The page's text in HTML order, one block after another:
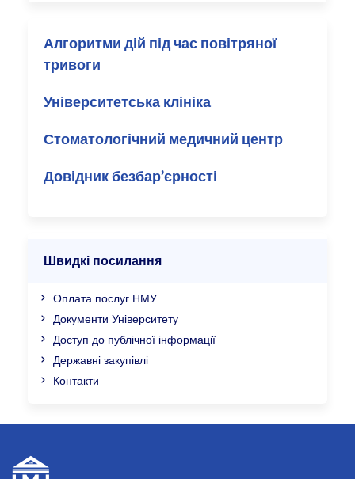
Алгоритми дій під час повітряної
тривоги
Університетська клініка
Стоматологічний медичний центр
Довідник безбар’єрності
Швидкі посилання
Оплата послуг НМУ
Документи Університету
Доступ до публічної інформації
Державні закупівлі
Контакти